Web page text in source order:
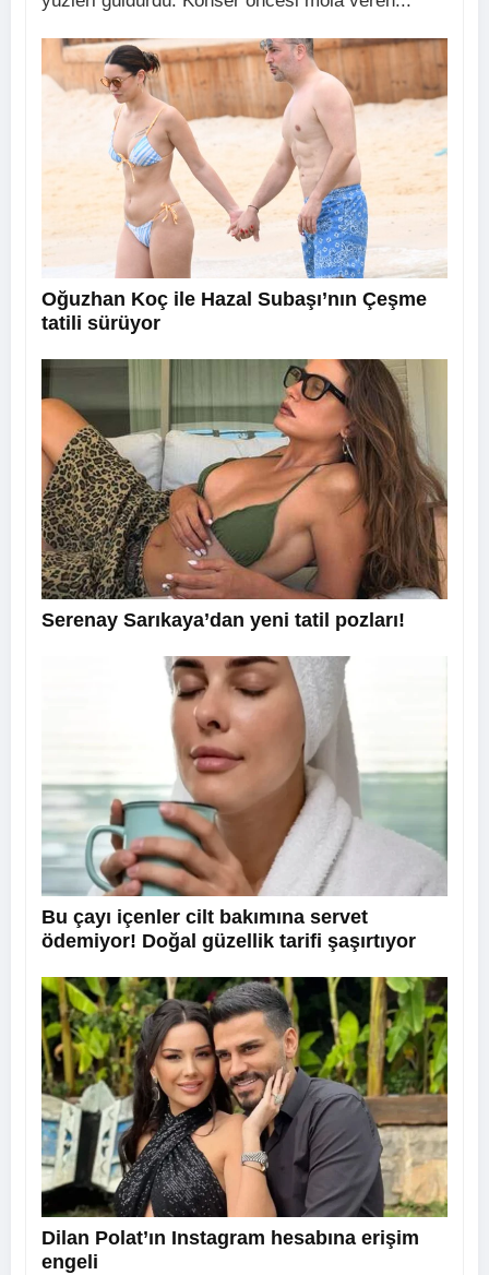
Oğuzhan Koç ile Hazal Subaşı’nın Çeşme
tatili sürüyor
Serenay Sarıkaya’dan yeni tatil pozları!
Bu çayı içenler cilt bakımına servet
ödemiyor! Doğal güzellik tarifi şaşırtıyor
Dilan Polat’ın Instagram hesabına erişim
engeli